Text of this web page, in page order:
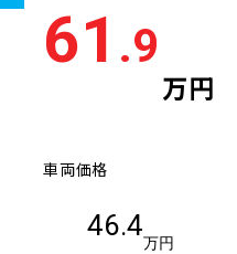
61 .9
万円
車両価格
46.4
万円